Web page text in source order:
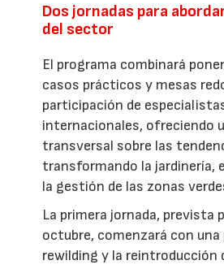
Dos jornadas para
del sector
El programa combinará
casos prácticos y mesas
participación de
internacionales, ofreciendo
transversal sobre las
transformando la jardinería,
la gestión de las zonas
La primera jornada, prevista
octubre, comenzará con una
rewilding y la reintroducción